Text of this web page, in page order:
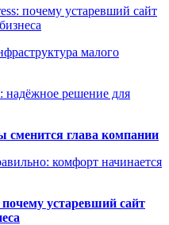
почему устаревший сайт
малого
решение для
сменится глава компании
комфорт начинается
устаревший сайт